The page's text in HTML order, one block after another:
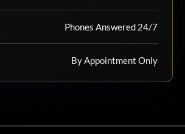
Phones Answered 24/7
By Appointment Only